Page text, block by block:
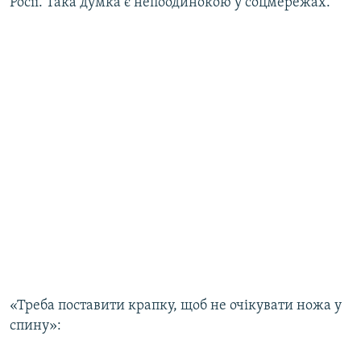
Росії. Така думка є непоодинокою у соцмережах.
«Треба поставити крапку, щоб не очікувати ножа у
спину»: